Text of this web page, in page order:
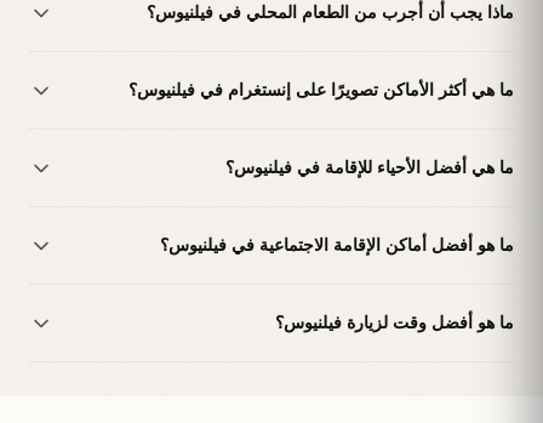
ماذا يجب أن أجرب من الطعام المحلي في فيلنيوس؟
ما هي أكثر الأماكن تصويرًا على إنستغرام في فيلنيوس؟
ما هي أفضل الأحياء للإقامة في فيلنيوس؟
ما هو أفضل أماكن الإقامة الاجتماعية في فيلنيوس؟
ما هو أفضل وقت لزيارة فيلنيوس؟